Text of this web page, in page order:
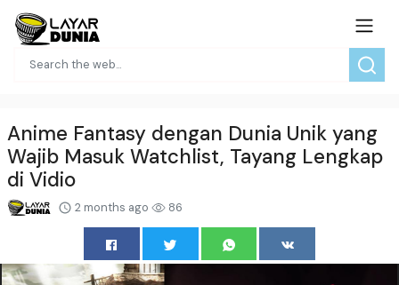
Anime Fantasy dengan Dunia Unik yang
Wajib Masuk Watchlist, Tayang Lengkap
di Vidio
2 months ago 86